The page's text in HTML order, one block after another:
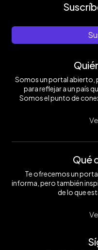
Somos un portal
para reflejar a un país
Somos el punto de
Qué
Te ofrecemos un
informa, pero también
de lo que